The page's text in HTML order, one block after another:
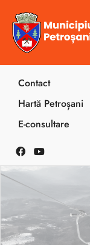
Contact
Hartă Petroșani
E-consultare